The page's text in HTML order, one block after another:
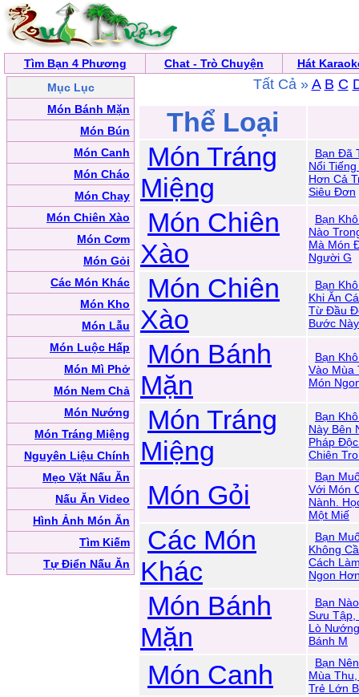
Tìm Bạn 4 Phương Chat - Trò Chuyện
Hát
Mục Lục
Món Bánh Mặn
Món Bún
Món Canh
Món Cháo
Món Chay
Món Chiên Xào
Món Cơm
Món Gỏi
Các Món Khác
Món Kho
Món Lẫu
Món Luộc Hấp
Món Mì Phở
Món Nem Chả
Món Nướng
Món Tráng Miệng
Nguyên Liệu Chính
Mẹo Vặt Nấu Ăn
Nấu Ăn Video
Hình Ảnh Món Ăn
Tìm Kiếm
Tự Điển Nấu Ăn
Tất Cả » A B C
Thể Loại
Món Tráng
Miệng
Bạn Đã
Nổi
Hơn Cả
Siêu Đơn
Món Chiên
Xào
Bạn
Nào
Mà Món
Người G
Món Chiên
Xào
Bạn
Khi Ăn
Từ Đầu
Bước Này
Món Bánh
Mặn
Bạn
Vào Mùa
Món
Món Tráng
Miệng
Bạn
Này Bên
Pháp
Chiên
Món Gỏi
Bạn
Với Món
Nành.
Một Miế
Các Món
Khác
Bạn
Không
Cách
Ngon
Món Bánh
Mặn
Bạn
Sưu Tập,
Lò
Bánh M
Món Canh
Bạn
Mùa
Trẻ Lớn